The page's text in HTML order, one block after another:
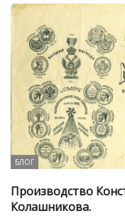
БЛОГ
Производство
Колашникова.